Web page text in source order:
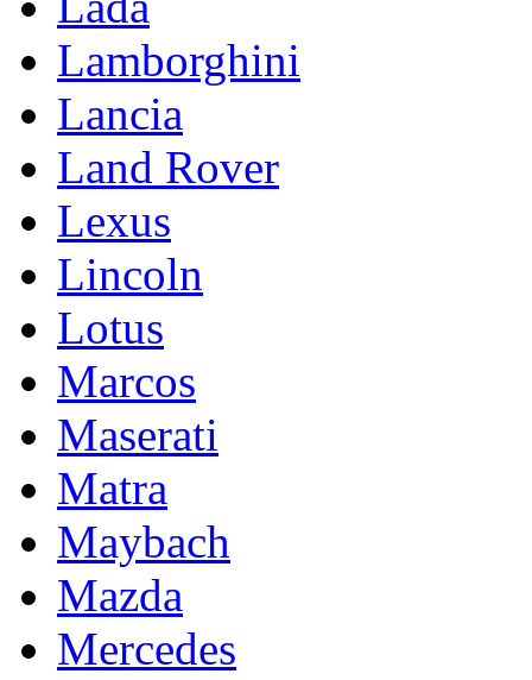
Lamborghini
Lancia
Land Rover
Lexus
Lincoln
Lotus
Marcos
Maserati
Matra
Maybach
Mazda
Mercedes